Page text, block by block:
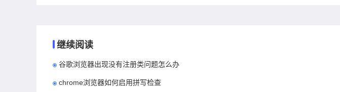
继续阅读
谷歌浏览器出现没有注册类问题怎么办
chrome浏览器如何启用拼写检查